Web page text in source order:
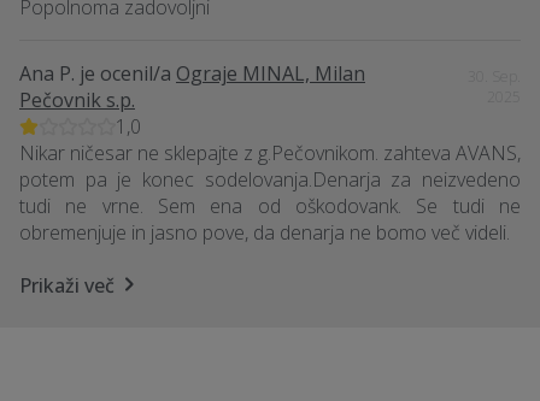
Popolnoma zadovoljni
Ana P. je ocenil/a Ograje MINAL, Milan
Pečovnik s.p.
1,0
Nikar ničesar ne sklepajte z g.Pečovnikom. zahteva AVANS,
potem pa je konec sodelovanja.Denarja za neizvedeno
tudi ne vrne. Sem ena od oškodovank. Se tudi ne
obremenjuje in jasno pove, da denarja ne bomo več videli.
Prikaži več